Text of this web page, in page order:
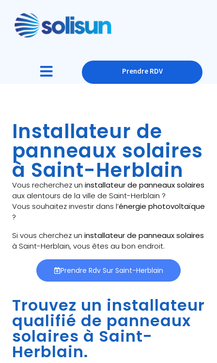
Prendre RDV
Installateur de
panneaux solaires
à Saint-Herblain
Vous recherchez un installateur de panneaux solaires
aux alentours de la ville de Saint-Herblain ?
Vous souhaitez investir dans l’énergie photovoltaïque
?
Si vous cherchez un installateur de panneaux solaires
à Saint-Herblain, vous êtes au bon endroit.
Prendre Rdv Sur Saint-Herblain
Trouvez un installateur
qualifié de panneaux
solaires à Saint-
Herblain.